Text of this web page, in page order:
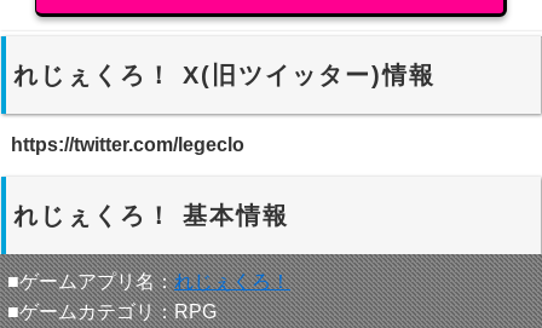
れじぇくろ！ X(旧ツイッター)情報
https://twitter.com/legeclo
れじぇくろ！ 基本情報
■ゲームアプリ名：れじぇくろ！
■ゲームカテゴリ：RPG